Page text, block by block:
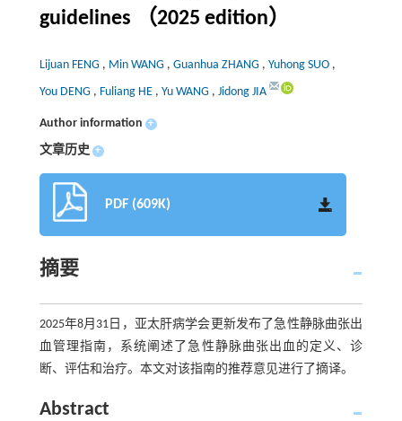
guidelines （2025 edition）
Lijuan FENG , Min WANG , Guanhua ZHANG , Yuhong SUO ,
You DENG , Fuliang HE , Yu WANG , Jidong JIA
Author information +
文章历史 +
PDF (609K)
摘要
2025年8月31日，亚太肝病学会更新发布了急性静脉曲张出
血管理指南，系统阐述了急性静脉曲张出血的定义、诊
断、评估和治疗。本文对该指南的推荐意见进行了摘译。
Abstract